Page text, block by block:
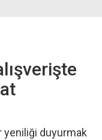
yeniliği duyurmak